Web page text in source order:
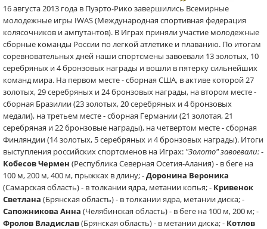
16 августа 2013 года в Пуэрто-Рико завершились Всемирные
молодежные игры IWAS (Международная спортивная федерация
колясочников и ампутантов). В Играх приняли участие молодежные
сборные команды России по легкой атлетике и плаванию. По итогам
соревновательных дней наши спортсмены завоевали 13 золотых, 10
серебряных и 4 бронзовых награды и вошли в пятерку сильнейших
команд мира. На первом месте - сборная США, в активе которой 27
золотых, 29 серебряных и 24 бронзовых награды, на втором месте -
сборная Бразилии (23 золотых, 20 серебряных и 4 бронзовых
медали), на третьем месте - сборная Германии (21 золотая, 21
серебряная и 22 бронзовые награды), на четвертом месте - сборная
Финляндии (14 золотых, 5 серебряных и 4 бронзовых награды). Итоги
выступления российских спортсменов на Играх: "Золото" завоевали:-
Кобесов Чермен (Республика Северная Осетия-Алания) - в беге на
100 м, 200 м, 400 м, прыжках в длину; -Доронина Вероника
(Самарская область) - в толкании ядра, метании копья; - Кривенок
Светлана (Брянская область) - в толкании ядра, метании диска; -
Сапожникова Анна (Челябинская область) - в беге на 100 м, 200 м; -
Фролов Владислав(Брянская область) - в метании диска; - Котлов